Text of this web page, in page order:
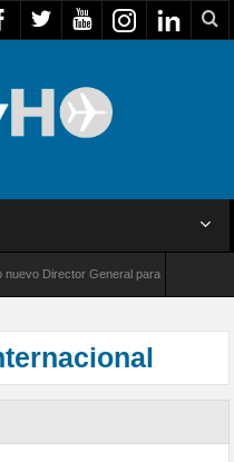
Director General para América Latina